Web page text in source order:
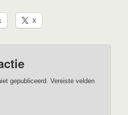
X
gepubliceerd. Vereiste velden